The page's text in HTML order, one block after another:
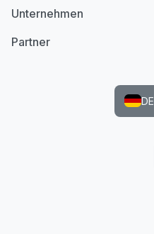
Unternehmen
Partner
DE